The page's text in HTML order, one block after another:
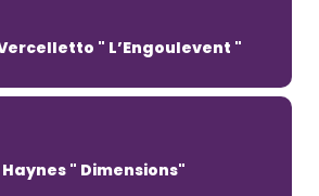
" L’Engoulevent "
" Dimensions"